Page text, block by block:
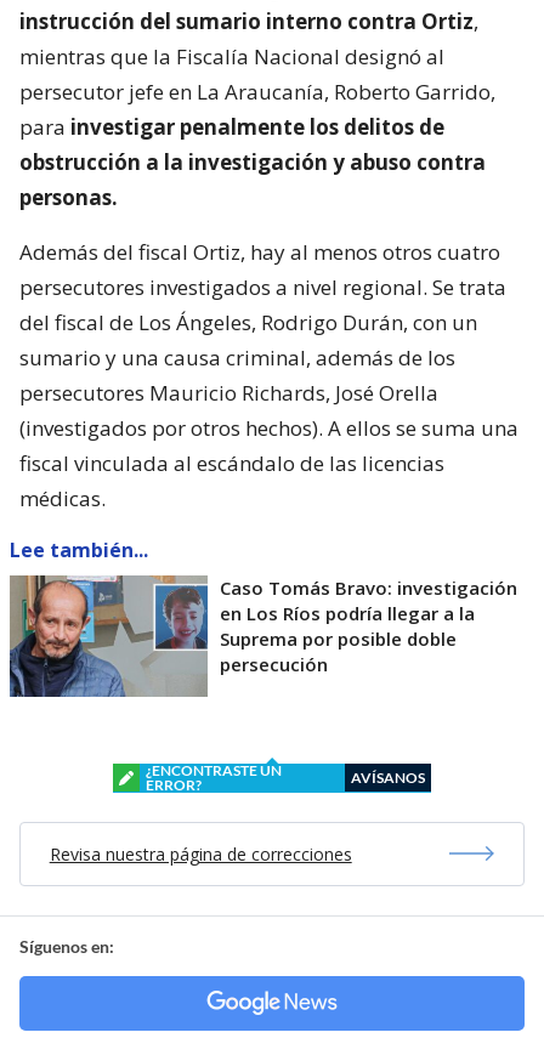
instrucción del sumario interno contra Ortiz,
mientras que la Fiscalía Nacional designó al
persecutor jefe en La Araucanía, Roberto Garrido,
para investigar penalmente los delitos de
obstrucción a la investigación y abuso contra
personas.
Además del fiscal Ortiz, hay al menos otros cuatro
persecutores investigados a nivel regional. Se trata
del fiscal de Los Ángeles, Rodrigo Durán, con un
sumario y una causa criminal, además de los
persecutores Mauricio Richards, José Orella
(investigados por otros hechos). A ellos se suma una
fiscal vinculada al escándalo de las licencias
médicas.
Lee también...
Caso Tomás Bravo: investigación
en Los Ríos podría llegar a la
Suprema por posible doble
persecución
¿ENCONTRASTE UN
ERROR?
AVÍSANOS
Revisa nuestra página de correcciones
Síguenos en: